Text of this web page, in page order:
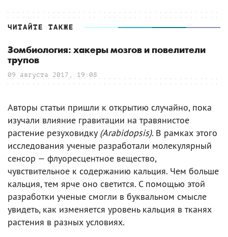
ЧИТАЙТЕ ТАКЖЕ
Зомбиология: хакеры мозгов и повелители
трупов
09 августа 2017, 19:08
Авторы статьи пришли к открытию случайно, пока
изучали влияние гравитации на травянистое
растение резуховидку (Arabidopsis). В рамках этого
исследования ученые разработали молекулярный
сенсор — флуоресцентное вещество,
чувствительное к содержанию кальция. Чем больше
кальция, тем ярче оно светится. С помощью этой
разработки ученые смогли в буквальном смысле
увидеть, как изменяется уровень кальция в тканях
растения в разных условиях.